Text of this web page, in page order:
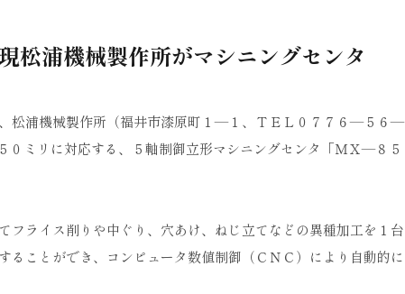
松浦機械製作所がマシニングセンタ
松浦機械製作所（福井市漆原町１―１、ＴＥＬ０７７６―５６―
ミリに対応する、５軸制御立形マシニングセンタ「ＭＸ―８５
ライス削りや中ぐり、穴あけ、ねじ立てなどの異種加工を１台
ことができ、コンピュータ数値制御（ＣＮＣ）により自動的に